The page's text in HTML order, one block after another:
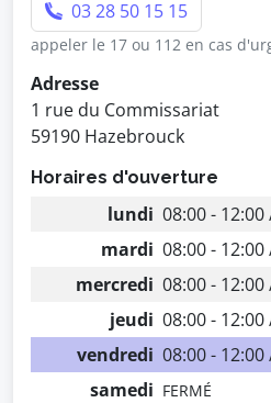
03 28 50 15 15
appeler le 17 ou 112 en cas
Adresse
1 rue du Commissariat
59190 Hazebrouck
Horaires d'ouverture
lundi 08:00 -
mardi 08:00 -
mercredi 08:00 -
jeudi 08:00 -
vendredi 08:00 -
samedi FERMÉ